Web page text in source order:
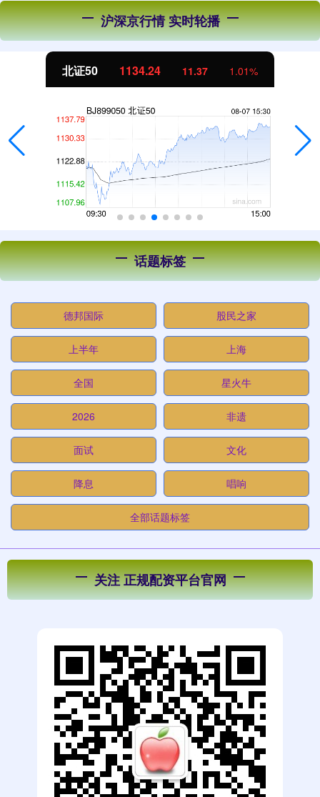
沪深京行情 实时轮播
北证50 1134.24 11.37 1.01%
话题标签
德邦国际 股民之家
上半年 上海
全国 星火牛
2026 非遗
面试 文化
降息 唱响
全部话题标签
关注 正规配资平台官网